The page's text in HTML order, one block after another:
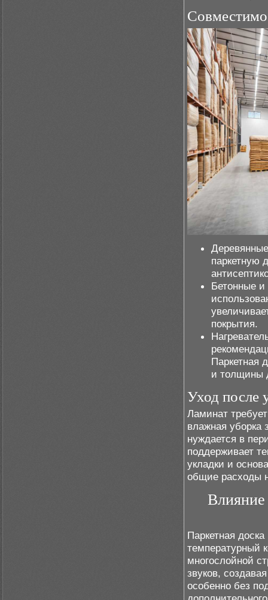
паркетную
Бетонные
покрытия.
Паркетная
и толщины
Уход после
Ламинат
влажная уборка
нуждается в
поддерживает
укладки и
общие расходы
Паркетная
температурный
многослойной
звуков,
особенно без